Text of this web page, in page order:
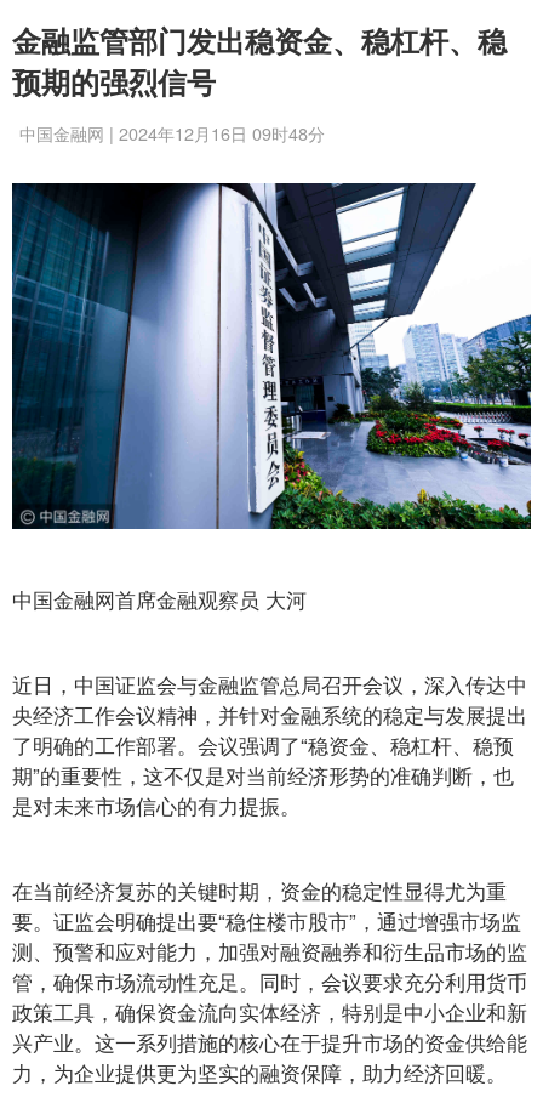
金融监管部门发出稳资金、稳杠杆、稳
预期的强烈信号
中国金融网 | 2024年12月16日 09时48分
中国金融网首席金融观察员 大河
近日，中国证监会与金融监管总局召开会议，深入传达中
央经济工作会议精神，并针对金融系统的稳定与发展提出
了明确的工作部署。会议强调了“稳资金、稳杠杆、稳预
期”的重要性，这不仅是对当前经济形势的准确判断，也
是对未来市场信心的有力提振。
在当前经济复苏的关键时期，资金的稳定性显得尤为重
要。证监会明确提出要“稳住楼市股市”，通过增强市场监
测、预警和应对能力，加强对融资融券和衍生品市场的监
管，确保市场流动性充足。同时，会议要求充分利用货币
政策工具，确保资金流向实体经济，特别是中小企业和新
兴产业。这一系列措施的核心在于提升市场的资金供给能
力，为企业提供更为坚实的融资保障，助力经济回暖。